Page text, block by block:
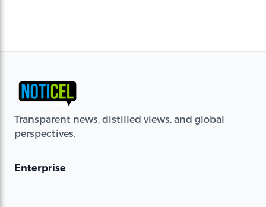
Transparent news, distilled views, and global
perspectives.
Enterprise